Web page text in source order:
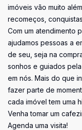
imóveis vão muito
recomeços,
Com um atendimento
ajudamos pessoas a
de seu, seja na
sonhos e guiados
em nós. Mais do que
fazer parte de
cada imóvel tem uma
Venha tomar um
Agenda uma visita!